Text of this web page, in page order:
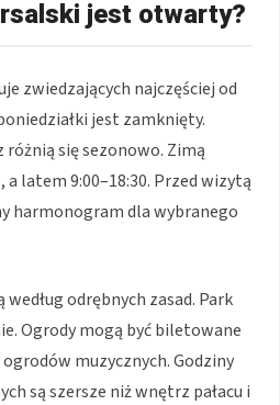
jest otwarty?
zwiedzających najczęściej od
jest zamknięty.
się sezonowo. Zimą
a latem 9:00–18:30. Przed wizytą
harmonogram dla wybranego
odrębnych zasad. Park
Ogrody mogą być biletowane
muzycznych. Godziny
są szersze niż wnętrz pałacu i